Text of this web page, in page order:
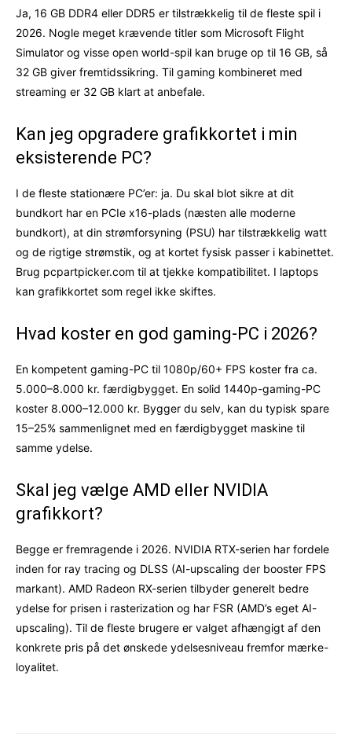
Ja, 16 GB DDR4 eller DDR5 er tilstrækkelig til de fleste spil i
2026. Nogle meget krævende titler som Microsoft Flight
Simulator og visse open world-spil kan bruge op til 16 GB, så
32 GB giver fremtidssikring. Til gaming kombineret med
streaming er 32 GB klart at anbefale.
Kan jeg opgradere grafikkortet i min
eksisterende PC?
I de fleste stationære PC’er: ja. Du skal blot sikre at dit
bundkort har en PCIe x16-plads (næsten alle moderne
bundkort), at din strømforsyning (PSU) har tilstrækkelig watt
og de rigtige strømstik, og at kortet fysisk passer i kabinettet.
Brug pcpartpicker.com til at tjekke kompatibilitet. I laptops
kan grafikkortet som regel ikke skiftes.
Hvad koster en god gaming-PC i 2026?
En kompetent gaming-PC til 1080p/60+ FPS koster fra ca.
5.000–8.000 kr. færdigbygget. En solid 1440p-gaming-PC
koster 8.000–12.000 kr. Bygger du selv, kan du typisk spare
15–25% sammenlignet med en færdigbygget maskine til
samme ydelse.
Skal jeg vælge AMD eller NVIDIA
grafikkort?
Begge er fremragende i 2026. NVIDIA RTX-serien har fordele
inden for ray tracing og DLSS (AI-upscaling der booster FPS
markant). AMD Radeon RX-serien tilbyder generelt bedre
ydelse for prisen i rasterization og har FSR (AMD’s eget AI-
upscaling). Til de fleste brugere er valget afhængigt af den
konkrete pris på det ønskede ydelsesniveau fremfor mærke-
loyalitet.